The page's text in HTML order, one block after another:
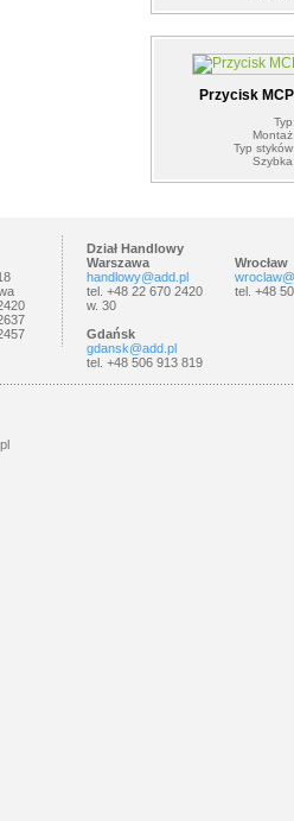
Przycisk
Typ
Dział Handlowy
Warszawa
handlowy@add.pl
tel. +48 22 670 2420
w. 30
Gdańsk
gdansk@add.pl
tel. +48 506 913 819
Wrocław
tel. +48